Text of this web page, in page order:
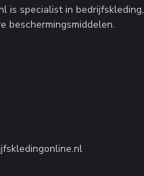
is specialist in bedrijfskleding,
beschermingsmiddelen.